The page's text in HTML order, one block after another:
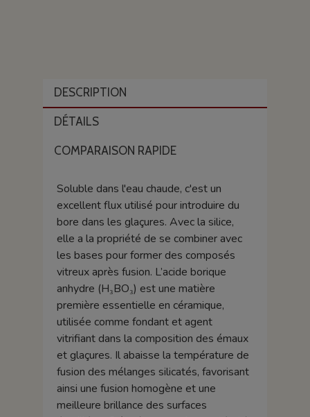
DESCRIPTION
DÉTAILS
COMPARAISON RAPIDE
Soluble dans l'eau chaude, c'est un
excellent flux utilisé pour introduire du
bore dans les glaçures. Avec la silice,
elle a la propriété de se combiner avec
les bases pour former des composés
vitreux après fusion. L’acide borique
anhydre (H₃BO₃) est une matière
première essentielle en céramique,
utilisée comme fondant et agent
vitrifiant dans la composition des émaux
et glaçures. Il abaisse la température de
fusion des mélanges silicatés, favorisant
ainsi une fusion homogène et une
meilleure brillance des surfaces